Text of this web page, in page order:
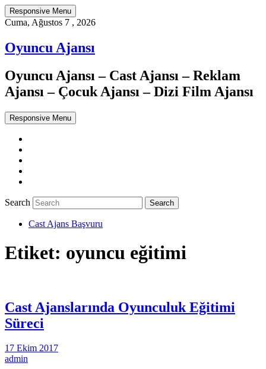
Responsive Menu
Cuma, Ağustos 7 , 2026
Oyuncu Ajansı
Oyuncu Ajansı – Cast Ajansı – Reklam
Ajansı – Çocuk Ajansı – Dizi Film Ajansı
Responsive Menu
Search
Cast Ajans Başvuru
Etiket: oyuncu eğitimi
Cast Ajanslarında Oyunculuk Eğitimi
Süreci
17 Ekim 2017
admin